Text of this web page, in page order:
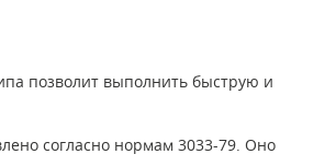
позволит выполнить быструю и
согласно нормам 3033-79. Оно